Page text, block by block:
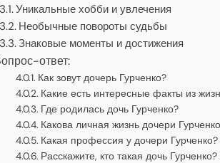
Уникальные хобби и увлечения
Необычные повороты судьбы
Знаковые моменты и достижения
ответ:
Как зовут дочерь Гурченко?
Какие есть интересные факты из
Где родилась дочь Гурченко?
Какова личная жизнь дочери
Какая профессия у дочери Гурченко?
Расскажите, кто такая дочь Гурченко?